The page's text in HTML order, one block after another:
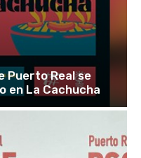
Puerto Real se
en La Cachucha